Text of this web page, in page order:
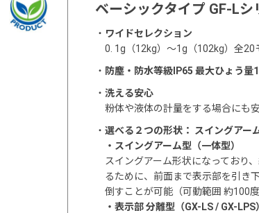
ベーシックタイプ GF-Lシ
・ ワイドセレクション
0. 1g（12kg）～1g（102kg）全20
・ 防塵・防水等級IP65 最大ひょう量
・ 洗える安心
粉体や液体の計量をする場合にも
・ 選べる２つの形状： スイングアー
・スイングアーム型（一体型）
スイングアーム形状になっており
るために、前面まで表示部を引き
倒すことが可能（可動範囲 約100度
・表示部 分離型（GX-LS / GX-LPS）